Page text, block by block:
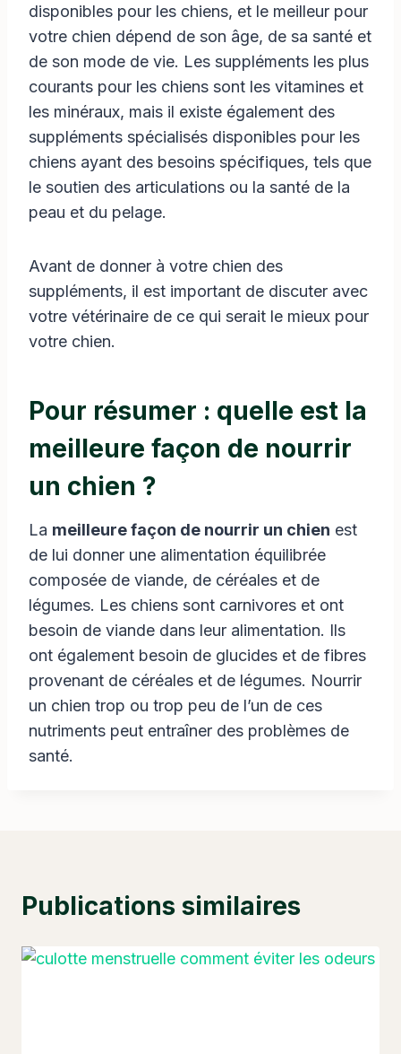
disponibles pour les chiens, et le meilleur pour
votre chien dépend de son âge, de sa santé et
de son mode de vie. Les suppléments les plus
courants pour les chiens sont les vitamines et
les minéraux, mais il existe également des
suppléments spécialisés disponibles pour les
chiens ayant des besoins spécifiques, tels que
le soutien des articulations ou la santé de la
peau et du pelage.
Avant de donner à votre chien des
suppléments, il est important de discuter avec
votre vétérinaire de ce qui serait le mieux pour
votre chien.
Pour résumer : quelle est la
meilleure façon de nourrir
un chien ?
La meilleure façon de nourrir un chien est
de lui donner une alimentation équilibrée
composée de viande, de céréales et de
légumes. Les chiens sont carnivores et ont
besoin de viande dans leur alimentation. Ils
ont également besoin de glucides et de fibres
provenant de céréales et de légumes. Nourrir
un chien trop ou trop peu de l’un de ces
nutriments peut entraîner des problèmes de
santé.
Publications similaires